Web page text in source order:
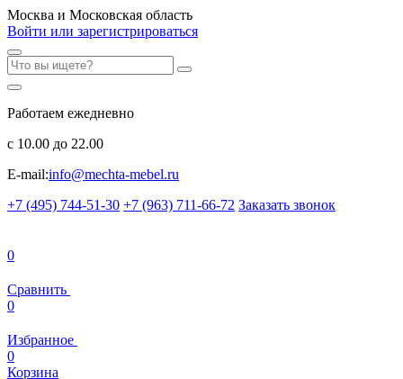
Москва и Московская область
Войти или зарегистрироваться
Работаем ежедневно
с 10.00 до 22.00
E-mail:info@mechta-mebel.ru
+7 (495) 744-51-30 +7 (963) 711-66-72 Заказать звонок
0
Сравнить
0
Избранное
0
Корзина